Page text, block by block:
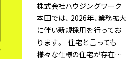
株式会社ハウジングワーク
本田では、 2026年、業務拡大
に伴い新規採用を行ってお
ります。 住宅と言っても
様々な仕様の住宅が存在…